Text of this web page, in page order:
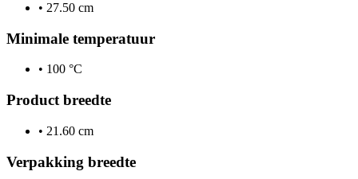
• 27.50 cm
Minimale temperatuur
• 100 °C
Product breedte
• 21.60 cm
Verpakking breedte